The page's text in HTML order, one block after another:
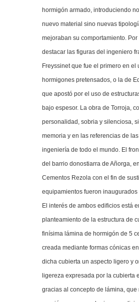
hormigón armado, introduciendo
nuevo material sino nuevas
mejoraban su comportamiento.
destacar las figuras del ingeniero
Freyssinet que fue el primero en el
hormigones pretensados, o la de
que apostó por el uso de
bajo espesor. La obra de Torroja,
personalidad, sobria y silenciosa,
memoria y en las referencias de
ingeniería de todo el mundo. El
del barrio donostiarra de Añorga,
Cementos Rezola con el fin de
equipamientos fueron inaugurados
El interés de ambos edificios está
planteamiento de la estructura de
finísima lámina de hormigón de 5
creada mediante formas cónicas
dicha cubierta un aspecto ligero y
ligereza expresada por la cubierta
gracias al concepto de lámina, que